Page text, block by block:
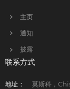
主页
通知
披露
联系方式
地址： 莫斯科，